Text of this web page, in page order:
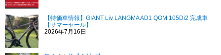
【特価車情報】GIANT Liv LANGMA AD1 QOM 105Di2 完成車
【サマーセール】
2026年7月16日